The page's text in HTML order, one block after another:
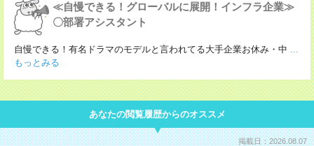
≪自慢できる！グローバルに展開！インフラ企業≫
〇部署アシスタント
自慢できる！有名ドラマのモデルと言われてる大手企業お休み・中 ...
もっとみる
あなたの閲覧履歴からのオススメ
掲載日：2026.08.07